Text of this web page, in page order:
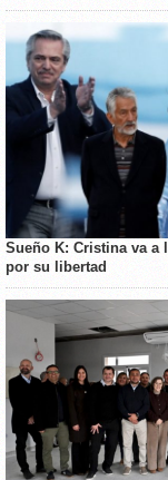
Sueño K: Cristina va a
por su libertad